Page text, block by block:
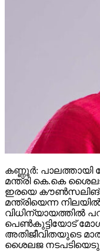
കണ്ണൂര്‍:
മന്ത്രി കെ.കെ
ഇരയെ കൗണ്‍സലിങ്
മന്ത്രിയെന്ന
വിധിന്യായത്തില്‍
പെണ്‍കുട്ടിയോട്
അതിജീവിതയുടെ
ശൈലജ